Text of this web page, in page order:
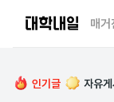
매거
인기글 자유